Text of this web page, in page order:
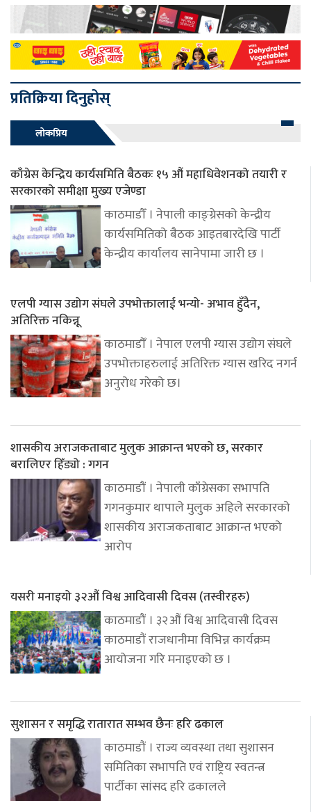
प्रतिक्रिया दिनुहोस्
लोकप्रिय
काँग्रेस केन्द्रिय कार्यसमिति बैठकः १५ औं महाधिवेशनको तयारी र
सरकारको समीक्षा मुख्य एजेण्डा
काठमाडौँ । नेपाली काङ्ग्रेसको केन्द्रीय
कार्यसमितिको बैठक आइतबारदेखि पार्टी
केन्द्रीय कार्यालय सानेपामा जारी छ ।
एलपी ग्यास उद्योग संघले उपभोक्तालाई भन्यो- अभाव हुँदैन,
अतिरिक्त नकिन्नू
काठमाडौँ । नेपाल एलपी ग्यास उद्योग संघले
उपभोक्ताहरुलाई अतिरिक्त ग्यास खरिद नगर्न
अनुरोध गरेको छ।
शासकीय अराजकताबाट मुलुक आक्रान्त भएको छ, सरकार
बरालिएर हिँड्यो : गगन
काठमाडौं । नेपाली काँग्रेसका सभापति
गगनकुमार थापाले मुलुक अहिले सरकारको
शासकीय अराजकताबाट आक्रान्त भएको
आरोप
यसरी मनाइयो ३२औं विश्व आदिवासी दिवस (तस्वीरहरु)
काठमाडौं । ३२औं विश्व आदिवासी दिवस
काठमाडौं राजधानीमा विभिन्न कार्यक्रम
आयोजना गरि मनाइएको छ ।
सुशासन र समृद्धि रातारात सम्भव छैनः हरि ढकाल
काठमाडौं । राज्य व्यवस्था तथा सुशासन
समितिका सभापति एवं राष्ट्रिय स्वतन्त्र
पार्टीका सांसद हरि ढकालले